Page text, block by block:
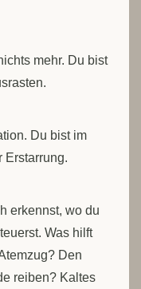
mehr. Du bist
Du bist im
Erstarrung.
erkennst, wo du
Was hilft
Den
reiben? Kaltes